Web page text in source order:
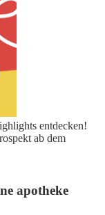
entdecken!
ab dem
apotheke